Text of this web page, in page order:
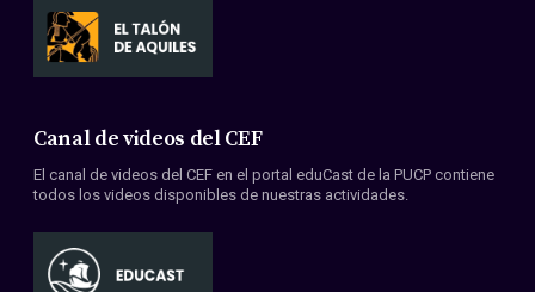
Canal de videos del CEF
El canal de videos del CEF en el portal eduCast de la PUCP contiene
todos los videos disponibles de nuestras actividades.